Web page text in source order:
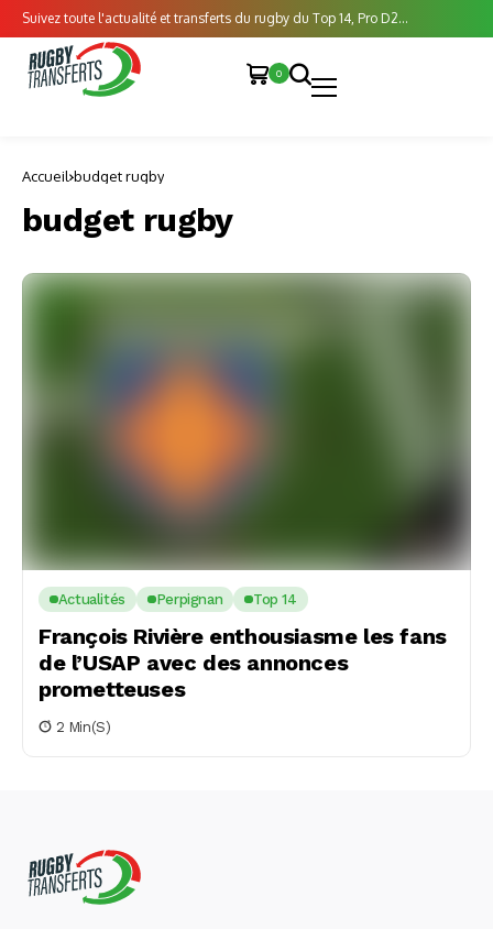
Suivez toute l'actualité et transferts du rugby du Top 14, Pro D2...
0
Accueil budget rugby
budget rugby
Actualités Perpignan Top 14
François Rivière enthousiasme les fans
de l’USAP avec des annonces
prometteuses
2 Min(s)